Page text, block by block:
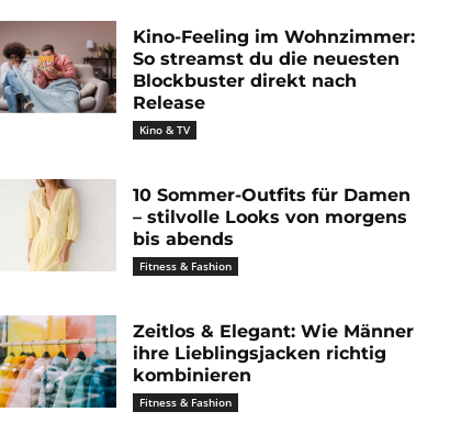
Kino-Feeling im Wohnzimmer:
So streamst du die neuesten
Blockbuster direkt nach
Release
Kino & TV
10 Sommer-Outfits für Damen
– stilvolle Looks von morgens
bis abends
Fitness & Fashion
Zeitlos & Elegant: Wie Männer
ihre Lieblingsjacken richtig
kombinieren
Fitness & Fashion